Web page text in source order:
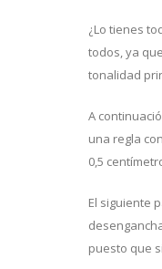
¿Lo tienes
todos, ya que
tonalidad
A
una regla
0,5
El siguiente
puesto que